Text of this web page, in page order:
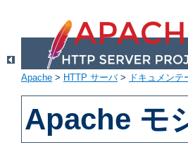
Apache > HTTP サーバ> ドキュメンテ
Apache モ